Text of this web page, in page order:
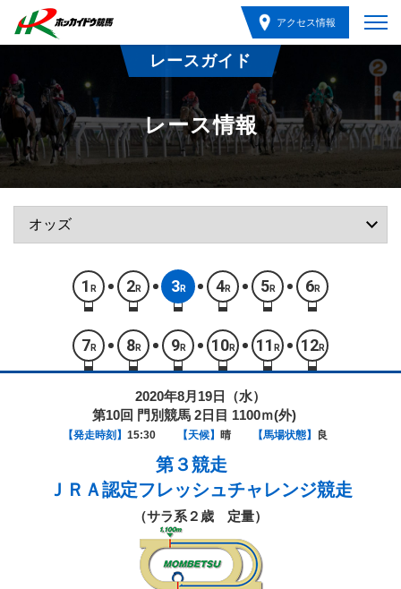
アクセス情報
レースガイド
レース情報
1 R 2R 3R 4R 5R 6R
7 R 8R 9R 10R 11 R 12R
2020年8月19日（水）
第10回 門別競馬 2日目 1100ｍ(外)
【発走時刻】 15:30 【天候】 晴 【馬場状態】 良
第３競走
ＪＲＡ認定フレッシュチャレンジ競走
（サラ系２歳 定量）